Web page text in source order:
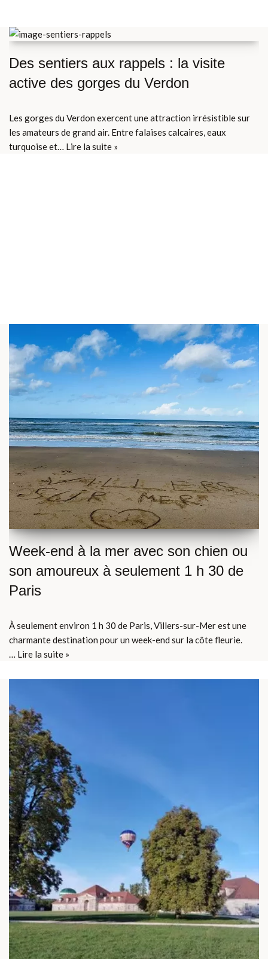
Des sentiers aux rappels : la visite
active des gorges du Verdon
Les gorges du Verdon exercent une attraction irrésistible sur
les amateurs de grand air. Entre falaises calcaires, eaux
turquoise et… Lire la suite »
Week-end à la mer avec son chien ou
son amoureux à seulement 1 h 30 de
Paris
À seulement environ 1 h 30 de Paris, Villers-sur-Mer est une
charmante destination pour un week-end sur la côte fleurie.
… Lire la suite »